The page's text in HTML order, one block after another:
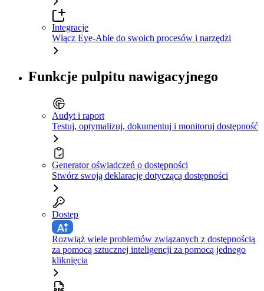
Integracje
Włącz Eye-Able do swoich procesów i narzędzi
Funkcje pulpitu nawigacyjnego
Audyt i raport
Testuj, optymalizuj, dokumentuj i monitoruj dostępność
Generator oświadczeń o dostępności
Stwórz swoją deklarację dotyczącą dostępności
Dostęp
Rozwiąż wiele problemów związanych z dostępnością
za pomocą sztucznej inteligencji za pomocą jednego
kliknięcia